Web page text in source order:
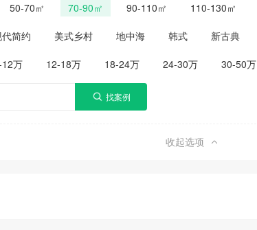
50-70㎡ 70-90㎡ 90-110㎡ 110-130㎡
简约 美式乡村 地中海 韩式 新古典
万 12-18万 18-24万 24-30万 30-50万
收起选项